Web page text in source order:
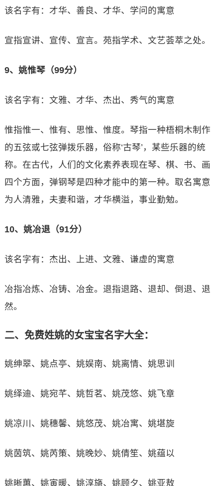
该名字有：才华、善良、才华、学问的寓意
宣指宣讲、宣传、宣言。苑指学术、文艺荟萃之处。
9、姚惟琴（99分）
该名字有：文雅、才华、杰出、秀气的寓意
惟指惟一、惟有、思惟、惟度。琴指一种梧桐木制作
的五弦或七弦弹拨乐器，俗称‘古琴’，某些乐器的统
称。在古代，人们的文化素养表现在琴、棋、书、画
四个方面，弹钢琴是四种才能中的第一种。取名寓意
为人清雅，夫妻和谐，才华横溢，事业勤勉。
10、姚冶退（91分）
该名字有：杰出、上进、文雅、谦虚的寓意
冶指冶炼、冶铸、冶金。退指退路、退却、倒退、退
然。
二、免费姓姚的女宝宝名字大全：
姚绅翠、姚点亭、姚娱南、姚离情、姚思训
姚绎迪、姚宛芊、姚哲茗、姚茂悠、姚飞章
姚凉川、姚穗馨、姚悠茂、姚冶寓、姚堪旋
姚茵筑、姚芮策、姚晚妙、姚倩笙、姚蕴以
姚晰蕙、姚寅暖、姚淳旖、姚顾夕、姚亚敖